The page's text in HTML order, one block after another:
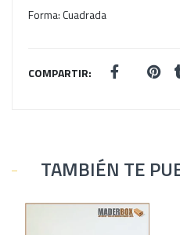
Forma:Cuadrada
COMPARTIR:
TAMBIÉN TE